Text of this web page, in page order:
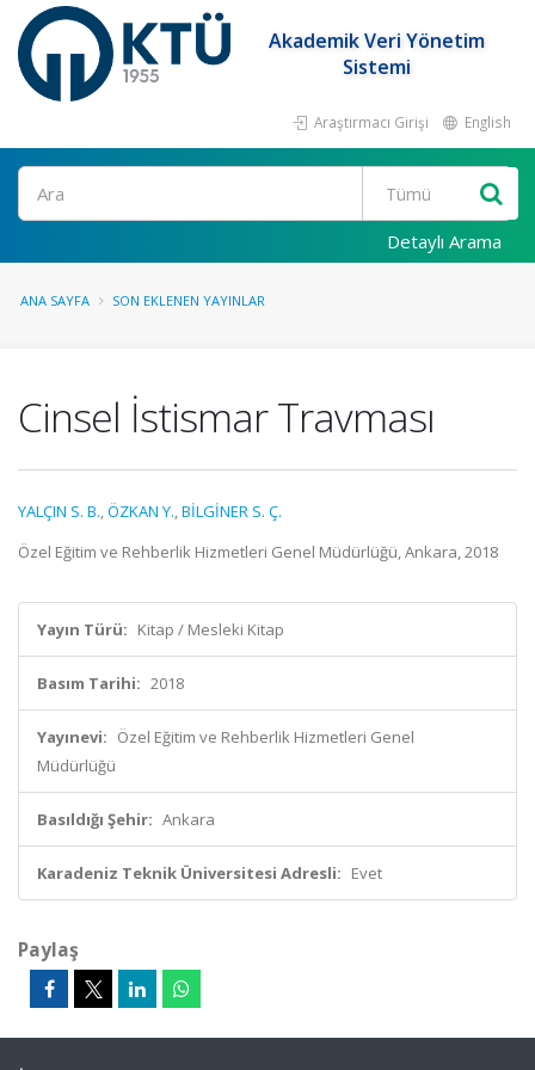
Akademik Veri Yönetim
Sistemi
Araştırmacı Girişi English
Ara
Detaylı Arama
ANA SAYFA SON EKLENEN YAYINLAR
Cinsel İstismar Travması
YALÇIN S. B.,ÖZKAN Y.,BİLGİNER S. Ç.
Özel Eğitim ve Rehberlik Hizmetleri Genel Müdürlüğü, Ankara, 2018
Yayın Türü: Kitap / Mesleki Kitap
Basım Tarihi: 2018
Yayınevi: Özel Eğitim ve Rehberlik Hizmetleri Genel
Müdürlüğü
Basıldığı Şehir: Ankara
Karadeniz Teknik Üniversitesi Adresli: Evet
Paylaş